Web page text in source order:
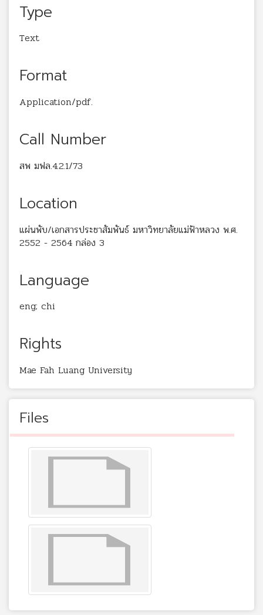
Type
Text
Format
Application/pdf.
Call Number
สพ มฟล.4.2.1/73
Location
แผ่นพับ/เอกสารประชาสัมพันธ์ มหาวิทยาลัยแม่ฟ้าหลวง พ.ศ.
2552 - 2564 กล่อง 3
Language
eng; chi
Rights
Mae Fah Luang University
Files